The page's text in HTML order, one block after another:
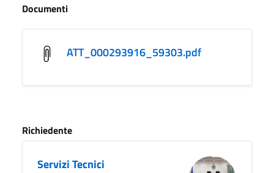
Documenti
ATT_000293916_59303.pdf
Richiedente
Servizi Tecnici